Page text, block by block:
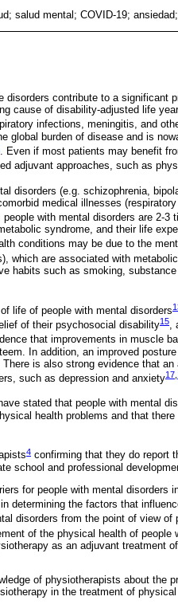
salud mental; COVID-19;
disorders contribute to a significant
cause of disability-adjusted life
infections, meningitis, and
global burden of disease and is
. Even if most patients may benefit
adjuvant approaches, such as
disorders (e.g. schizophrenia,
medical illnesses
people with mental disorders are 2-
syndrome, and their life
conditions may be due to the
which are associated with
habits such as smoking,
life of people with mental disorders
of their psychosocial disability15,
that improvements in muscle
In addition, an improved
is also strong evidence that
such as depression and anxiety17
have stated that people with mental
health problems and that
4 confirming that they do report
school and professional
for people with mental
determining the factors that
disorders from the point of view of
of the physical health of people
as an adjuvant treatment
of physiotherapists about the
in the treatment of